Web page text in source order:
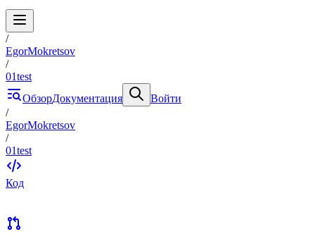
/
EgorMokretsov
/
01test
ОбзорДокументация
Войти
/
EgorMokretsov
/
01test
Код